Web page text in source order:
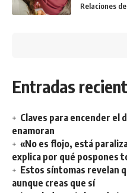
Relaciones
Entradas
Claves para encender el
enamoran
«No es flojo, está
explica por qué pospones
Estos síntomas revelan
aunque creas que sí